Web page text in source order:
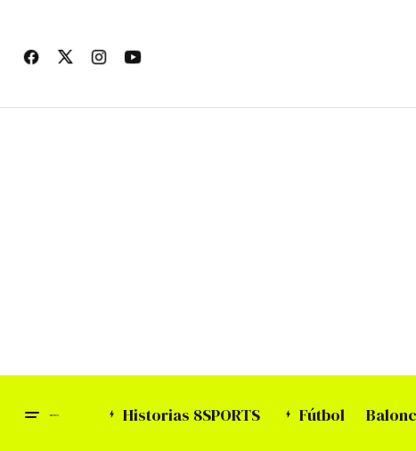
Historias 8SPORTS Fútbol